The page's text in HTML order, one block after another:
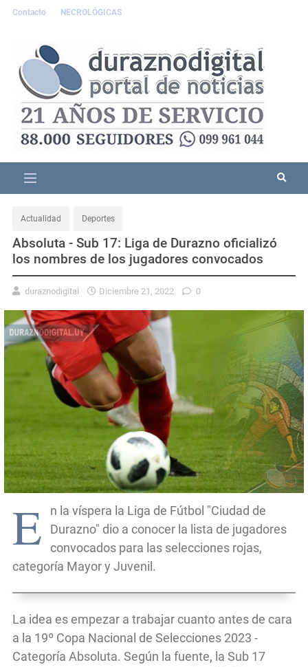
Contacto NECROLÓGICAS
Actualidad Deportes
Absoluta - Sub 17: Liga de Durazno oficializó
los nombres de los jugadores convocados
duraznodigital Diciembre 21, 2022 0
E
n la víspera la Liga de Fútbol "Ciudad de
Durazno" dio a conocer la lista de jugadores
convocados para las selecciones rojas,
categoría Mayor y Juvenil.
La idea es empezar a trabajar cuanto antes de cara
a la 19º Copa Nacional de Selecciones 2023 -
Categoría Absoluta. Según la fuente, la Sub 17